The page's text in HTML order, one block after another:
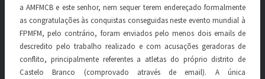
a AMFMCB e este senhor, nem sequer terem endereçado formalmente
as congratulações às conquistas conseguidas neste evento mundial à
FPMFM, pelo contrário, foram enviados pelo menos dois emails de
descredito pelo trabalho realizado e com acusações geradoras de
conflito, principalmente referentes a atletas do próprio distrito de
Castelo Branco (comprovado através de email). A única